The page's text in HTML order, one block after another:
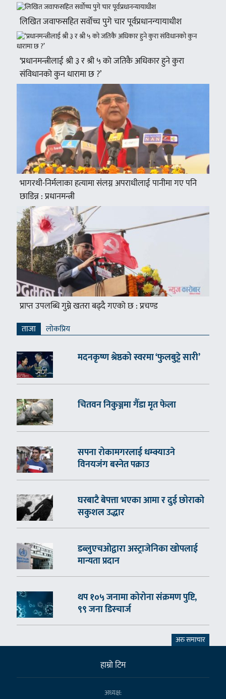
लिखित जवाफसहित सर्वोच्च पुगे चार पूर्वप्रधानन्यायाधीश
‘प्रधानमन्त्रीलाई श्री ३ र श्री ५ को जतिकै अधिकार हुने कुरा
संविधानको कुन धारामा छ ?’
भागरथी-निर्मलाका हत्यामा संलग्न अपराधीलाई पानीमा गए पनि
छाडिन्न : प्रधानमन्त्री
प्राप्त उपलब्धि गुम्ने खतरा बढ्दै गएको छ : प्रचण्ड
ताजा लाेकप्रिय
मदनकृष्ण श्रेष्ठको स्वरमा ‘फुलबुट्टे सारी’
चितवन निकुञ्जमा गैँडा मृत फेला
सपना रोकामगरलाई धम्क्याउने
विनयजंग बस्नेत पक्राउ
घरबाटै बेपत्ता भएका आमा र दुई छोराको
सकुशल उद्धार
डब्लुएचओद्वारा अस्ट्राजेनिका खोपलाई
मान्यता प्रदान
थप १०५ जनामा कोरोना संक्रमण पुष्टि,
९९ जना डिस्चार्ज
अरु समाचार
हाम्राे टिम
अध्यक्ष: